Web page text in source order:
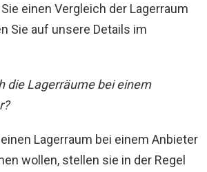
einen Vergleich der Lagerraum
Sie auf unsere Details im
die Lagerräume bei einem
Lagerraum bei einem Anbieter
wollen, stellen sie in der Regel